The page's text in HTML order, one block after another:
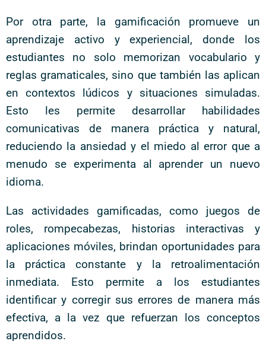
Por otra parte, la gamificación promueve un
aprendizaje activo y experiencial, donde los
estudiantes no solo memorizan vocabulario y
reglas gramaticales, sino que también las aplican
en contextos lúdicos y situaciones simuladas.
Esto les permite desarrollar habilidades
comunicativas de manera práctica y natural,
reduciendo la ansiedad y el miedo al error que a
menudo se experimenta al aprender un nuevo
idioma.
Las actividades gamificadas, como juegos de
roles, rompecabezas, historias interactivas y
aplicaciones móviles, brindan oportunidades para
la práctica constante y la retroalimentación
inmediata. Esto permite a los estudiantes
identificar y corregir sus errores de manera más
efectiva, a la vez que refuerzan los conceptos
aprendidos.